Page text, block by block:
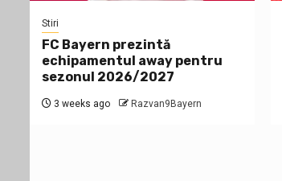
Stiri
FC Bayern prezintă
echipamentul away pentru
sezonul 2026/2027
3 weeks ago Razvan9Bayern